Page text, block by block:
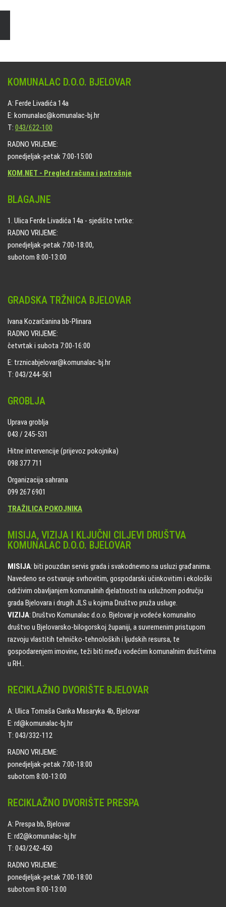
KOMUNALAC D.O.O. BJELOVAR
A: Ferde Livadića 14a
E: komunalac@komunalac-bj.hr
T: 043/622-100
RADNO VRIJEME:
ponedjeljak-petak 7:00-15:00
KOM.NET - Pregled računa i potrošnje
BLAGAJNE
1. Ulica Ferde Livadića 14a - sjedište tvrtke:
RADNO VRIJEME:
ponedjeljak-petak 7:00-18:00,
subotom 8:00-13:00
GRADSKA TRŽNICA BJELOVAR
Ivana Kozarčanina bb-Plinara
RADNO VRIJEME:
četvrtak i subota 7:00-16:00
E: trznicabjelovar@komunalac-bj.hr
T: 043/244-561
GROBLJA
Uprava groblja
043 / 245-531
Hitne intervencije (prijevoz pokojnika)
098 377 711
Organizacija sahrana
099 267 6901
TRAŽILICA POKOJNIKA
MISIJA, VIZIJA I KLJUČNI CILJEVI DRUŠTVA
KOMUNALAC D.O.O. BJELOVAR
MISIJA: biti pouzdan servis grada i svakodnevno na usluzi građanima.
Navedeno se ostvaruje svrhovitim, gospodarski učinkovitim i ekološki
održivim obavljanjem komunalnih djelatnosti na uslužnom području
grada Bjelovara i drugih JLS u kojima Društvo pruža usluge.
VIZIJA: Društvo Komunalac d.o.o. Bjelovar je vodeće komunalno
društvo u Bjelovarsko-bilogorskoj županiji, a suvremenim pristupom
razvoju vlastitih tehničko-tehnoloških i ljudskih resursa, te
gospodarenjem imovine, teži biti među vodećim komunalnim društvima
u RH..
RECIKLAŽNO DVORIŠTE BJELOVAR
A: Ulica Tomaša Garika Masaryka 4b, Bjelovar
E: rd@komunalac-bj.hr
T: 043/332-112
RADNO VRIJEME:
ponedjeljak-petak 7:00-18:00
subotom 8:00-13:00
RECIKLAŽNO DVORIŠTE PRESPA
A: Prespa bb, Bjelovar
E: rd2@komunalac-bj.hr
T: 043/242-450
RADNO VRIJEME:
ponedjeljak-petak 7:00-18:00
subotom 8:00-13:00